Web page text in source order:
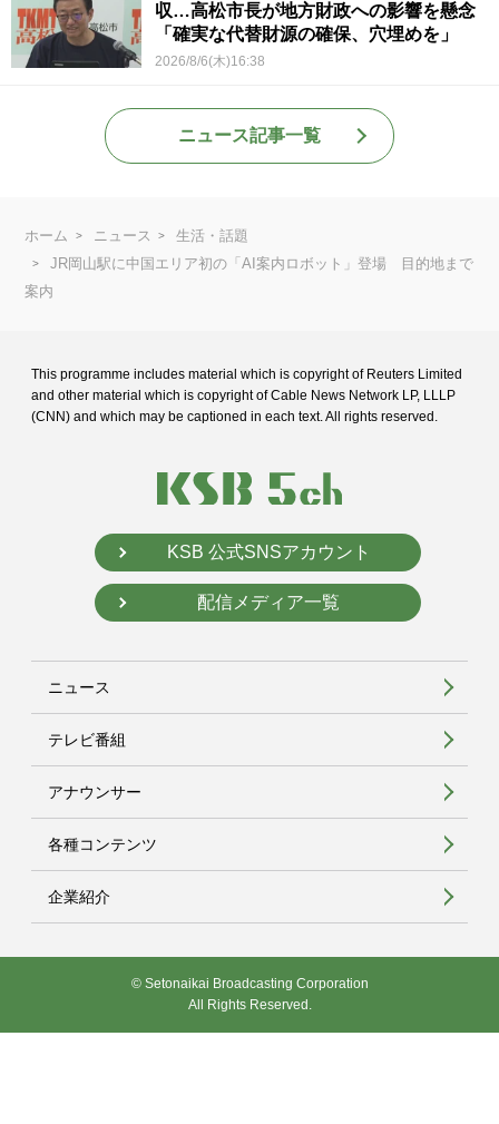
収…高松市長が地方財政への影響を懸念
「確実な代替財源の確保、穴埋めを」
2026/8/6(木)16:38
ニュース記事一覧
ホーム ニュース
生活・話題
JR岡山駅に中国エリア初の「AI案内ロボット」登場 目的地まで
案内
This programme includes material which is copyright of Reuters Limited
and other material which is copyright of Cable News Network LP, LLLP
(CNN) and which may be captioned in each text. All rights reserved.
KSB 公式SNSアカウント
配信メディア一覧
ニュース
テレビ番組
アナウンサー
各種コンテンツ
企業紹介
© Setonaikai Broadcasting Corporation
All Rights Reserved.